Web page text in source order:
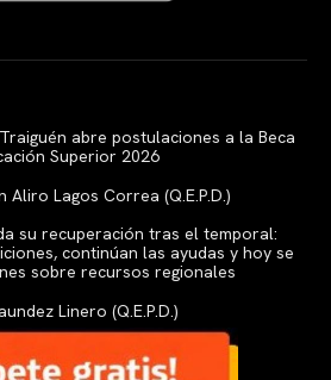
abre postulaciones a la Beca
Superior 2026
Lagos Correa (Q.E.P.D.)
su recuperación tras el temporal:
continúan las ayudas y hoy se
sobre recursos regionales
Linero (Q.E.P.D.)